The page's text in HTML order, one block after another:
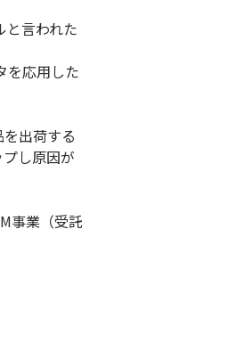
と言われた
を応用した
出荷する
し原因が
事業（受託